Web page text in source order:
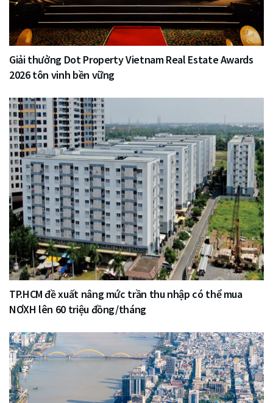
Giải thưởng Dot Property Vietnam Real Estate Awards
2026 tôn vinh bền vững
TP.HCM đề xuất nâng mức trần thu nhập có thể mua
NƠXH lên 60 triệu đồng/tháng